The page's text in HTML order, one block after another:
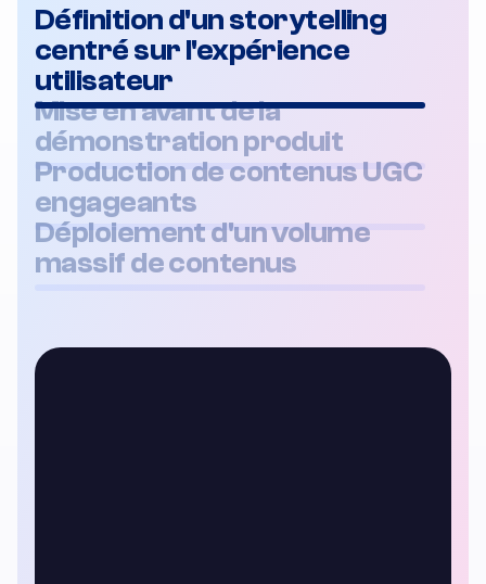
Définition d'un storytelling
centré sur l'expérience
utilisateur
Mise en avant de la
démonstration produit
Production de contenus UGC
engageants
Déploiement d'un volume
massif de contenus